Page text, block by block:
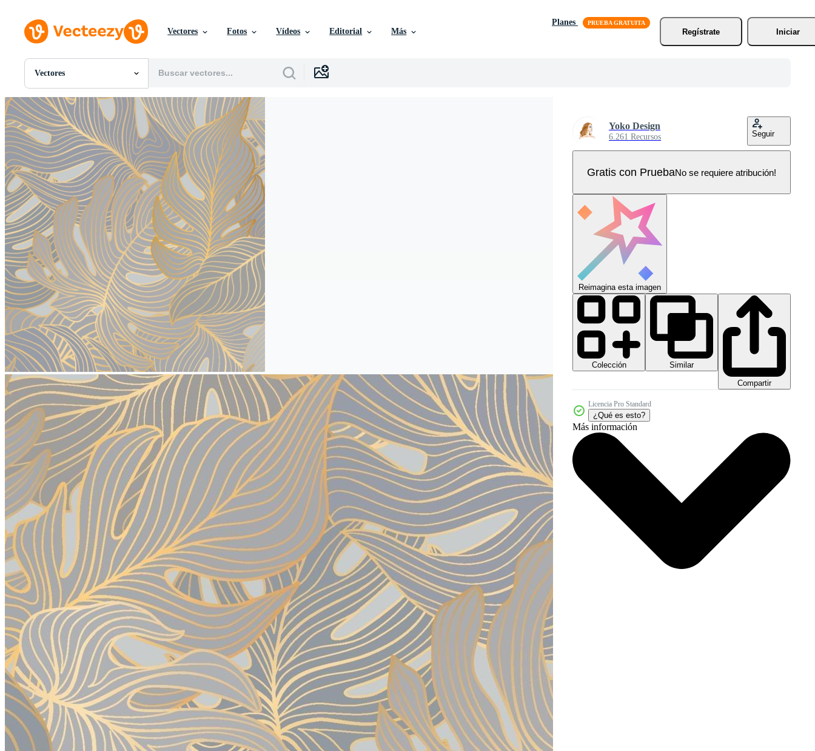
Vectores Fotos Vídeos Editorial Más
Planes
Regístrate
Iniciar
Vectores
Todas Imágenes
Fotos
PNGs
PSDs
SVGs
Plantillas
Vectores
Videos
Gráficos en Movimiento
Imágenes Editoriales
Eventos Editoriales
Yoko Design
6.261 Recursos Seguir
Gratis con PruebaNo se requiere atribución!
Reimagina esta imagen
Colección
Similar
Compartir
Licencia Pro Standard
¿Qué es esto?
Más información